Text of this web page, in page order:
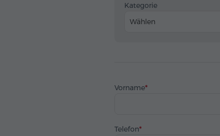
Kategorie
Wählen
Vorname
Telefon